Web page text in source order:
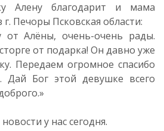
Алену благодарит и мама
Печоры Псковская области:
от Алёны, очень-очень рады.
от подарка! Он давно уже
Передаем огромное спасибо
Дай Бог этой девушке всего
у нас сегодня.